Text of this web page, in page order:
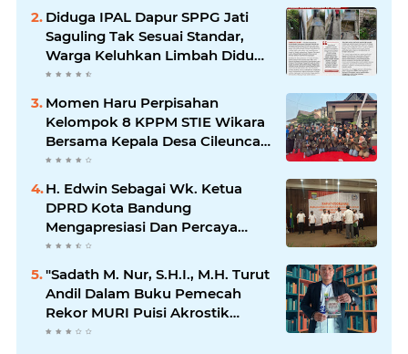
Diduga IPAL Dapur SPPG Jati
Saguling Tak Sesuai Standar,
Warga Keluhkan Limbah Diduga
Mengalir ke Sungai
Momen Haru Perpisahan
Kelompok 8 KPPM STIE Wikara
Bersama Kepala Desa Cileunca
di Kecamatan Bojong
H. Edwin Sebagai Wk. Ketua
DPRD Kota Bandung
Mengapresiasi Dan Percaya
Penuh Kepada Kepemimpinan
Merdi Hajiji Sebagai ketua DPD
Lpm Kota Bandung Periode
2021-2026
"Sadath M. Nur, S.H.I., M.H. Turut
Andil Dalam Buku Pemecah
Rekor MURI Puisi Akrostik
Terbanyak